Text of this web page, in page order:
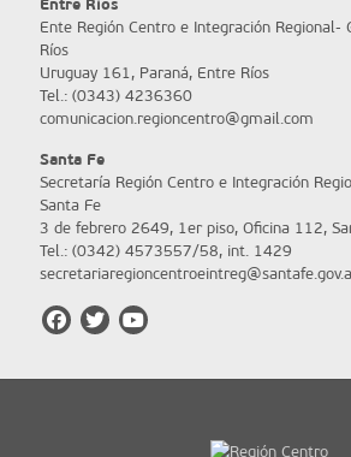
Ente Región Centro e Integración Regional-
Ríos
Uruguay 161, Paraná, Entre Ríos
Tel.: (0343) 4236360
comunicacion.regioncentro@gmail.com
Santa Fe
Secretaría Región Centro e Integración
Santa Fe
3 de febrero 2649, 1er piso, Oficina 112,
Tel.: (0342) 4573557/58, int. 1429